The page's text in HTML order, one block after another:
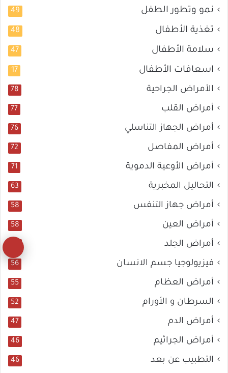
نمو وتطور الطفل 49
تغذية الأطفال 48
سلامة الأطفال 47
اسعافات الأطفال 17
الأمراض الجراحية 78
أمراض القلب 77
أمراض الجهاز التناسلي 76
أمراض المفاصل 72
أمراض الأوعية الدموية 71
التحاليل المخبرية 63
أمراض جهاز التنفس 58
أمراض العين 58
أمراض الجلد
فيزيولوجيا جسم الانسان 56
أمراض العظام 55
السرطان و الأورام 52
أمراض الدم 47
أمراض الجراثيم 46
التطبيب عن بعد 46
زر